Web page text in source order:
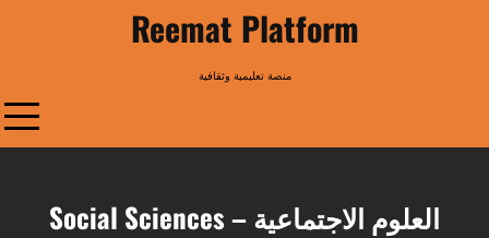
Reemat Platform
منصة تعليمية وثقافية
العلوم الاجتماعية – Social Sciences